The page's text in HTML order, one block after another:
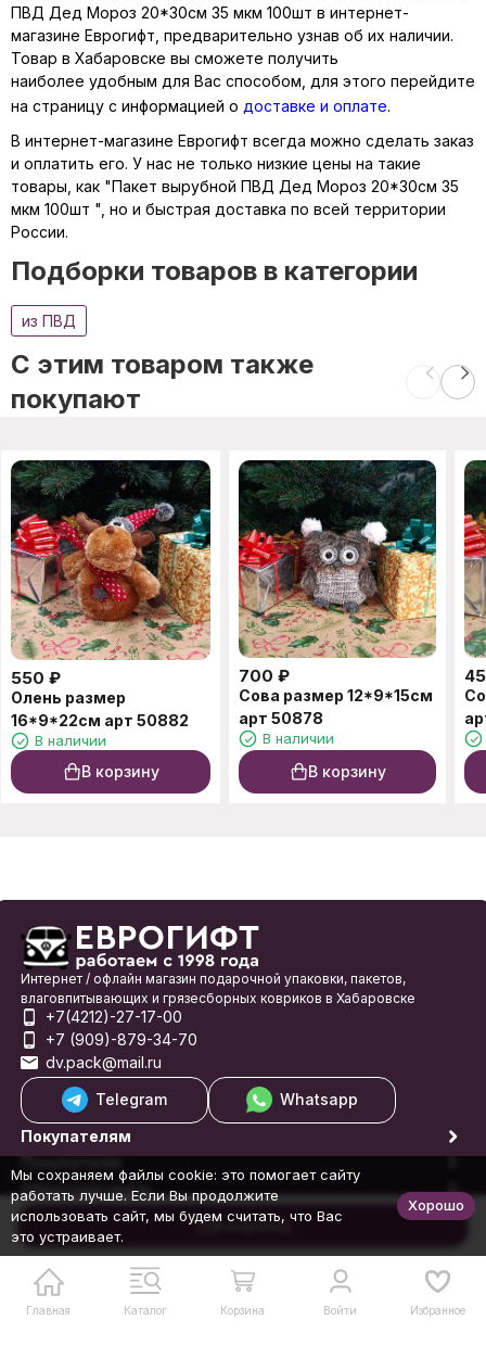
В корзину
ПВД Дед Мороз 20*30см 35 мкм 100шт в интернет-
магазине Еврогифт, предварительно узнав об их наличии.
Товар в Хабаровске вы сможете получить
наиболее удобным для Вас способом, для этого перейдите
на страницу с информацией о доставке и оплате.
В интернет-магазине Еврогифт всегда можно сделать заказ
и оплатить его. У нас не только низкие цены на такие
товары, как "Пакет вырубной ПВД Дед Мороз 20*30см 35
мкм 100шт ", но и быстрая доставка по всей территории
России.
Подборки товаров в категории
из ПВД
C этим товаром также
покупают
550 ₽
Олень размер
16*9*22см арт 50882
В наличии
В корзину
700 ₽
Сова размер 12*9*15см
арт 50878
В наличии
В корзину
Главная Каталог Корзина Войти Избранное
Интернет / офлайн магазин подарочной упаковки, пакетов,
влаговпитывающих и грязесборных ковриков в Хабаровске
+7(4212)-27-17-00
+7 (909)-879-34-70
dv.pack@mail.ru
Telegram
Whatsapp
Покупателям
Покупателю
Обратная связь
© 1998-2026 Еврогифт
Мы сохраняем файлы cookie: это помогает сайту
работать лучше. Если Вы продолжите
использовать сайт, мы будем считать, что Вас
это устраивает.
Хорошо